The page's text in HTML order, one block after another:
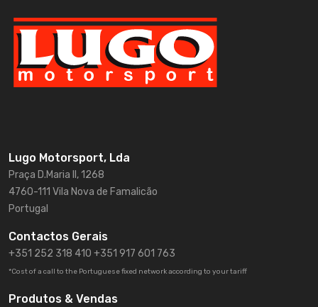
Lugo Motorsport, Lda
Praça D.Maria II, 1268
4760-111 Vila Nova de Famalicão
Portugal
Contactos Gerais
+351 252 318 410 +351 917 601 763
*Cost of a call to the Portuguese fixed network according to your tariff
Produtos & Vendas